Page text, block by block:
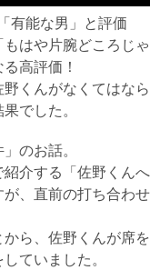
有能な男」と評価
はや片腕どころじゃ
高評価！
くんがなくてはなら
でした。
のお話。
介する「佐野くんへ
、直前の打ち合わせ
ら、佐野くんが席を
ていました。